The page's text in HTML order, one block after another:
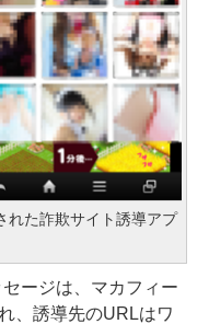
れた詐欺サイト誘導アプ
ージは、マカフィー
、誘導先のURLはワ